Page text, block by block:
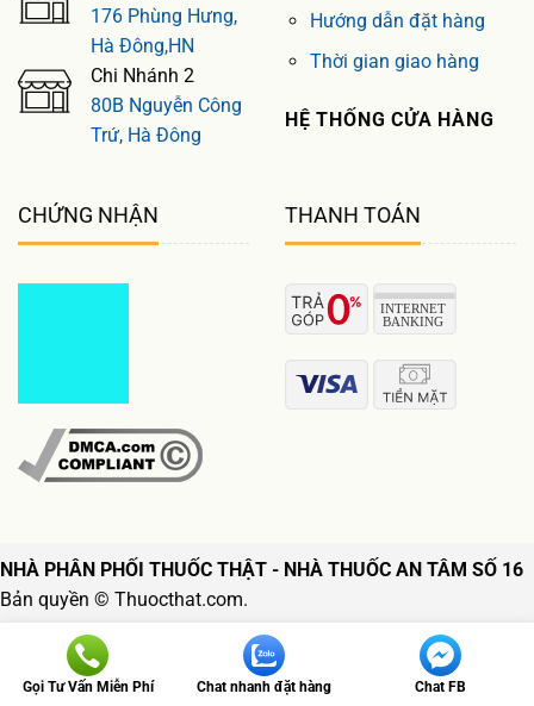
176 Phùng Hưng,
Hà Đông,HN
Chi Nhánh 2
80B Nguyễn Công
Trứ, Hà Đông
Hướng dẫn đặt hàng
Thời gian giao hàng
HỆ THỐNG CỬA HÀNG
CHỨNG NHẬN THANH TOÁN
NHÀ PHÂN PHỐI THUỐC THẬT - NHÀ THUỐC AN TÂM SỐ 16
Bản quyền © Thuocthat.com.
Gọi Tư Vấn Miễn Phí Chat nhanh đặt hàng Chat FB